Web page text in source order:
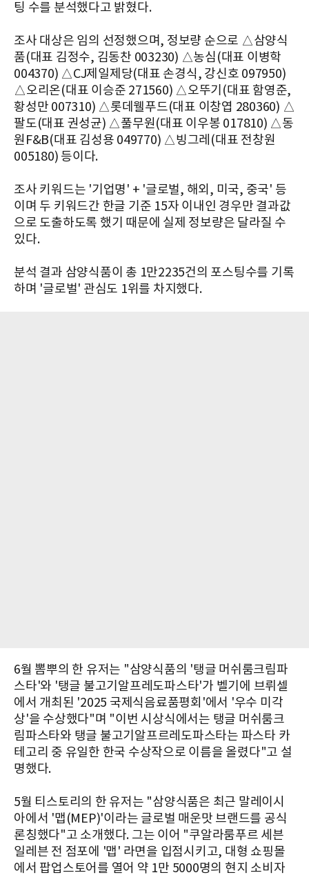
팅 수를 분석했다고 밝혔다.
조사 대상은 임의 선정했으며, 정보량 순으로 △삼양식
품(대표 김정수, 김동찬 003230) △농심(대표 이병학
004370) △CJ제일제당(대표 손경식, 강신호 097950)
△오리온(대표 이승준 271560) △오뚜기(대표 함영준,
황성만 007310) △롯데웰푸드(대표 이창엽 280360) △
팔도(대표 권성균) △풀무원(대표 이우봉 017810) △동
원F&B(대표 김성용 049770) △빙그레(대표 전창원
005180) 등이다.
조사 키워드는 '기업명' + '글로벌, 해외, 미국, 중국' 등
이며 두 키워드간 한글 기준 15자 이내인 경우만 결과값
으로 도출하도록 했기 때문에 실제 정보량은 달라질 수
있다.
분석 결과 삼양식품이 총 1만2235건의 포스팅수를 기록
하며 '글로벌' 관심도 1위를 차지했다.
6월 뽐뿌의 한 유저는 "삼양식품의 '탱글 머쉬룸크림파
스타'와 '탱글 불고기알프레도파스타'가 벨기에 브뤼셀
에서 개최된 '2025 국제식음료품평회'에서 '우수 미각
상'을 수상했다"며 "이번 시상식에서는 탱글 머쉬룸크
림파스타와 탱글 불고기알프르레도파스타는 파스타 카
테고리 중 유일한 한국 수상작으로 이름을 올렸다"고 설
명했다.
5월 티스토리의 한 유저는 "삼양식품은 최근 말레이시
아에서 '맵(MEP)'이라는 글로벌 매운맛 브랜드를 공식
론칭했다"고 소개했다. 그는 이어 "쿠알라룸푸르 세븐
일레븐 전 점포에 '맵' 라면을 입점시키고, 대형 쇼핑몰
에서 팝업스토어를 열어 약 1만 5000명의 현지 소비자